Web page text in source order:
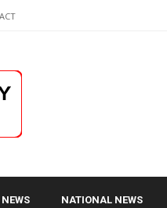
NATIONAL NEWS